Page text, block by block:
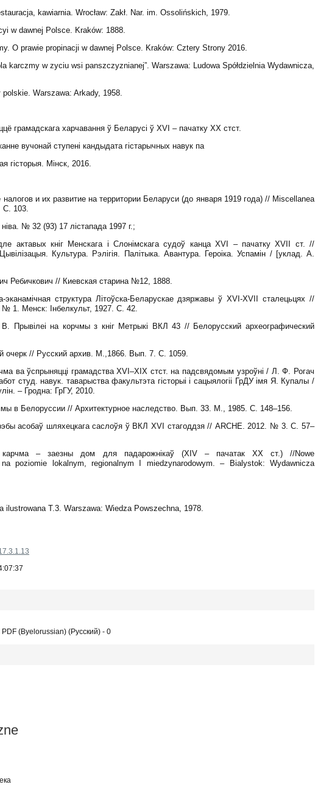
kawiarnia. Wrocław: Zakł. Nar. im. Ossolińskich, 1979.
w dawnej Polsce. Kraków: 1888.
O prawie propinacji w dawnej Polsce. Kraków: Cztery Strony 2016.
karczmy w zyciu wsi panszczyznianej”. Warszawa: Ludowa Spółdzielnia Wydawnicza,
Warszawa: Arkady, 1958.
грамадскага харчавання ў Беларусі ў XVІ – пачатку ХХ стст.
вучонай ступені кандыдата гістарычных навук па
гісторыя. Мінск, 2016.
и их развитие на территории Беларуси (до января 1919 года) // Miscellanea
С. 103.
№ 32 (93) 17 лістапада 1997 г.;
актавых кніг Менскага і Слонімскага судоў канца XVI – пачатку XVII ст. //
Культура. Рэлігія. Палітыка. Авантура. Героіка. Успамін / [уклад. А.
Ребичкович // Киевская старина №12, 1888.
структура Літоўска-Беларускае дзяржавы ў ХVІ-ХVІІ сталецьцях //
№ 1. Менск: Інбелкульт, 1927. С. 42.
Прывілеі на корчмы з кніг Метрыкі ВКЛ 43 // Белорусский археографический
очерк // Русский архив. М.,1866. Вып. 7. С. 1059.
ва ўспрыняцці грамадства XVI–XIX стст. на падсвядомым узроўні / Л. Ф. Рогач
студ. навук. таварыства факультэта гісторыі і сацыялогіі ГрДУ імя Я. Купалы /
– Гродна: ГрГУ, 2010.
в Белоруссии // Архитектурное наследство. Вып. 33. М., 1985. С. 148–156.
асобаў шляхецкага саслоўя ў ВКЛ ХVI стагоддзя // ARCHE. 2012. № 3. С. 57–
карчма – заезны дом для падарожнікаў (XIV – пачатак XX ст.) //Nowe
poziomie lokalnym, regionalnym I miedzynarodowym. – Bialystok: Wydawnicza
ilustrowana T.3. Warszawa: Wiedza Powszechna, 1978.
(Byelorussian) (Русский) - 0